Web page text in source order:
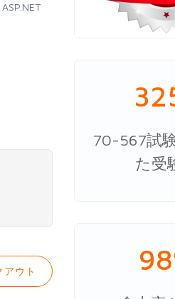
アウト
70-567試
た受